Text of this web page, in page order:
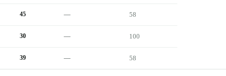
45 — 58
30 — 100
39 — 58